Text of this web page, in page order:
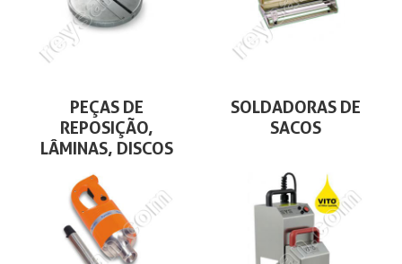
PEÇAS DE
REPOSIÇÃO,
LÂMINAS, DISCOS
SOLDADORAS DE
SACOS